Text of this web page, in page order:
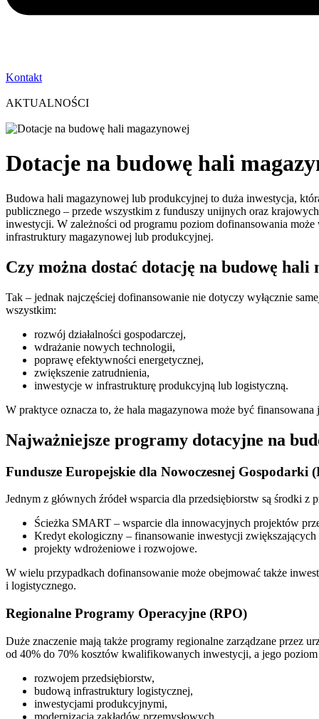
Kontakt
AKTUALNOŚCI
Dotacje na budowę hali
Budowa hali magazynowej lub produkcyjnej to duża inwestycja,
publicznego – przede wszystkim z funduszy unijnych oraz
inwestycji. W zależności od programu poziom dofinansowania
infrastruktury magazynowej lub produkcyjnej.
Czy można dostać dotację na budowę hali
Tak – jednak najczęściej dofinansowanie nie dotyczy wyłącznie
wszystkim:
rozwój działalności gospodarczej,
wdrażanie nowych technologii,
poprawę efektywności energetycznej,
zwiększenie zatrudnienia,
inwestycje w infrastrukturę produkcyjną lub logistyczną.
W praktyce oznacza to, że hala magazynowa może być
Najważniejsze programy dotacyjne na
Fundusze Europejskie dla Nowoczesnej Gospodarki
Jednym z głównych źródeł wsparcia dla przedsiębiorstw są środki
Ścieżka SMART – wsparcie dla innowacyjnych projektów
Kredyt ekologiczny – finansowanie inwestycji zwiększających
projekty wdrożeniowe i rozwojowe.
W wielu przypadkach dofinansowanie może obejmować także
i logistycznego.
Regionalne Programy Operacyjne (RPO)
Duże znaczenie mają także programy regionalne zarządzane przez
od 40% do 70% kosztów kwalifikowanych inwestycji, a jego
rozwojem przedsiębiorstw,
budową infrastruktury logistycznej,
inwestycjami produkcyjnymi,
modernizacją zakładów przemysłowych.